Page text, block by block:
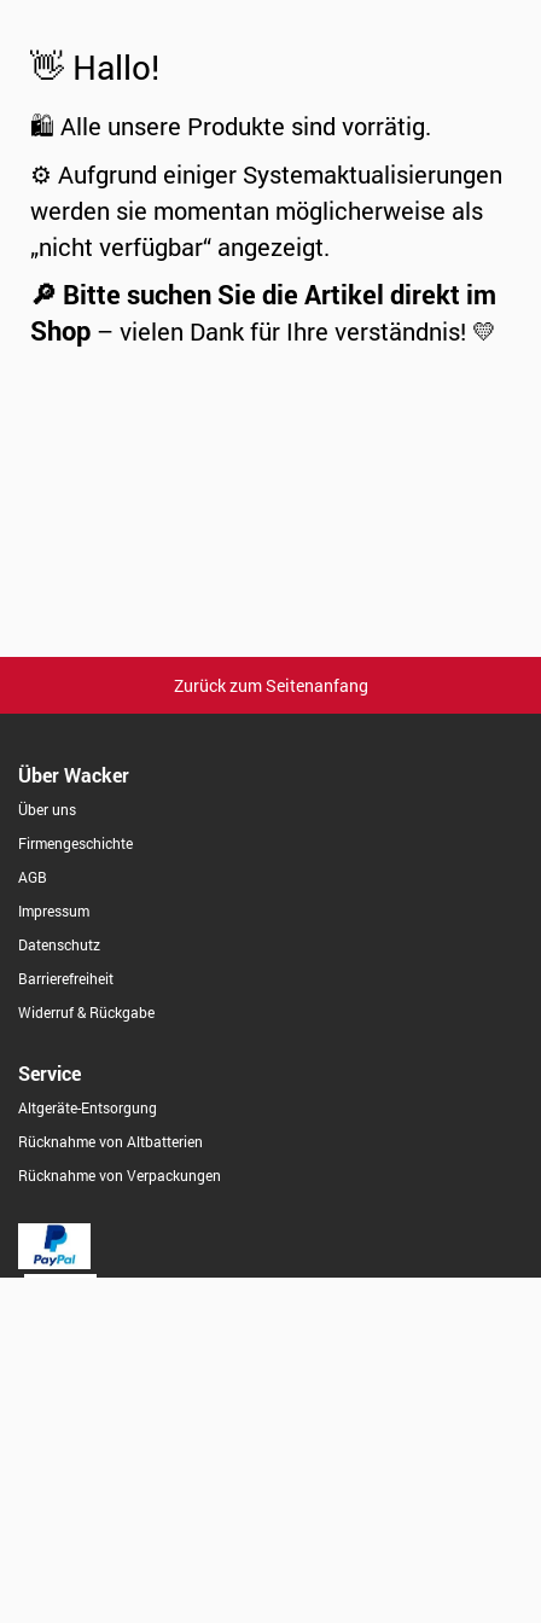
👋 Hallo!
🛍️ Alle unsere Produkte sind vorrätig.
⚙️ Aufgrund einiger Systemaktualisierungen
werden sie momentan möglicherweise als
„nicht verfügbar“ angezeigt.
🔎 Bitte suchen Sie die Artikel direkt im
Shop – vielen Dank für Ihre verständnis! 💛
Zurück zum Seitenanfang
Über Wacker
Über uns
Firmengeschichte
AGB
Impressum
Datenschutz
Barrierefreiheit
Widerruf & Rückgabe
Service
Altgeräte-Entsorgung
Rücknahme von Altbatterien
Rücknahme von Verpackungen